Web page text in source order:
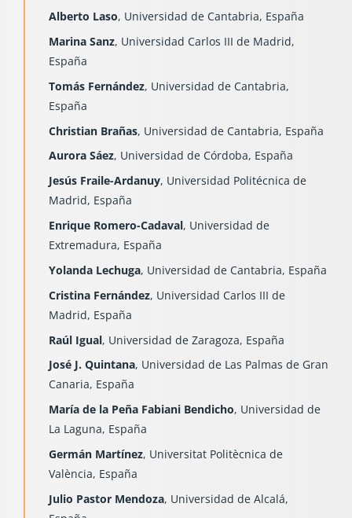
Alberto Laso, Universidad de Cantabria, España
Marina Sanz, Universidad Carlos III de Madrid,
España
Tomás Fernández, Universidad de Cantabria,
España
Christian Brañas, Universidad de Cantabria, España
Aurora Sáez, Universidad de Córdoba, España
Jesús Fraile-Ardanuy, Universidad Politécnica de
Madrid, España
Enrique Romero-Cadaval, Universidad de
Extremadura, España
Yolanda Lechuga, Universidad de Cantabria, España
Cristina Fernández, Universidad Carlos III de
Madrid, España
Raúl Igual, Universidad de Zaragoza, España
José J. Quintana, Universidad de Las Palmas de Gran
Canaria, España
María de la Peña Fabiani Bendicho, Universidad de
La Laguna, España
Germán Martínez, Universitat Politècnica de
València, España
Julio Pastor Mendoza, Universidad de Alcalá,